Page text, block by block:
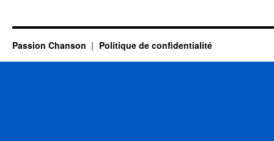
Passion Chanson Politique de confidentialité